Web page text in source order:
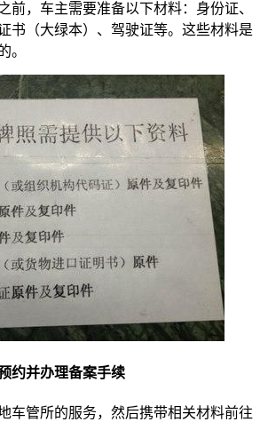
前，车主需要准备以下材料：身份证、
书（大绿本）、驾驶证等。这些材料是
。
约并办理备案手续
车管所的服务，然后携带相关材料前往